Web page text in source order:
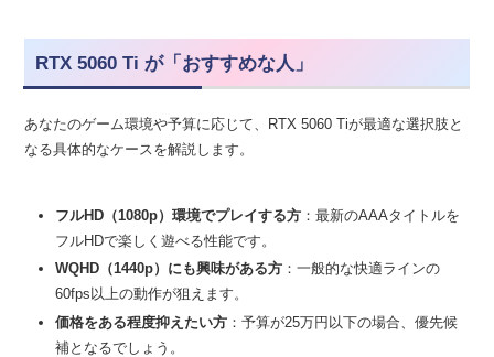
RTX 5060 Ti が「おすすめな人」
あなたのゲーム環境や予算に応じて、RTX 5060 Tiが最適な選択肢と
なる具体的なケースを解説します。
フルHD（1080p）環境でプレイする方 ：最新のAAAタイトルを
フルHDで楽しく遊べる性能です。
WQHD（1440p）にも興味がある方 ：一般的な快適ラインの
60fps以上の動作が狙えます。
価格をある程度抑えたい方 ：予算が25万円以下の場合、優先候
補となるでしょう。